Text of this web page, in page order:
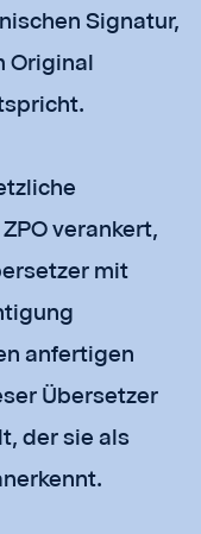
Signatur,
Original
verankert,
mit
anfertigen
Übersetzer
der sie als